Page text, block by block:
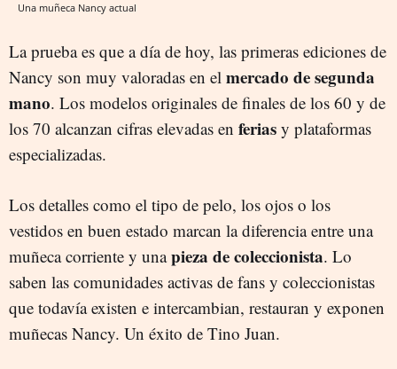
Una muñeca Nancy actual
La prueba es que a día de hoy, las primeras ediciones de
Nancy son muy valoradas en el mercado de segunda
mano. Los modelos originales de finales de los 60 y de
los 70 alcanzan cifras elevadas en ferias y plataformas
especializadas.
Los detalles como el tipo de pelo, los ojos o los
vestidos en buen estado marcan la diferencia entre una
muñeca corriente y unapieza de coleccionista. Lo
saben las comunidades activas de fans y coleccionistas
que todavía existen e intercambian, restauran y exponen
muñecas Nancy. Un éxito de Tino Juan.